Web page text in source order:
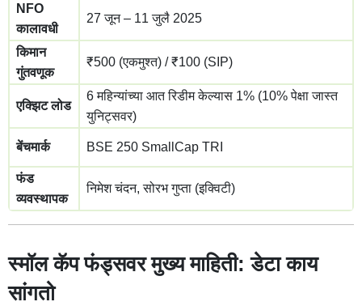
NFO
कालावधी
27 जून – 11 जुलै 2025
किमान
गुंतवणूक
₹500 (एकमुश्त) / ₹100 (SIP)
एक्झिट लोड
6 महिन्यांच्या आत रिडीम केल्यास 1% (10% पेक्षा जास्त
युनिट्सवर)
बेंचमार्क BSE 250 SmallCap TRI
फंड
व्यवस्थापक
निमेश चंदन, सोरभ गुप्ता (इक्विटी)
स्मॉल कॅप फंड्सवर मुख्य माहिती: डेटा काय
सांगतो